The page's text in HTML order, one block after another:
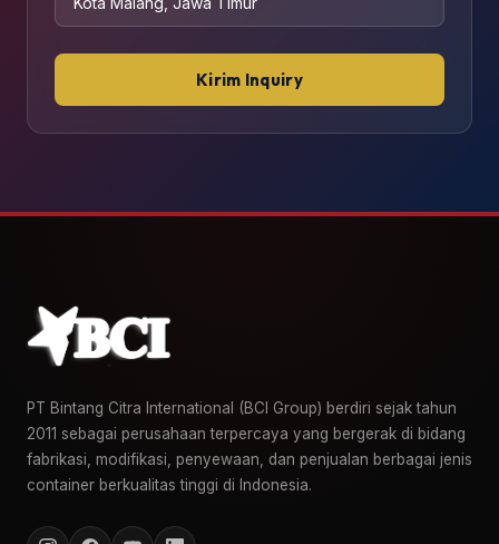
Kirim Inquiry
PT Bintang Citra International (BCI Group) berdiri sejak tahun
2011 sebagai perusahaan terpercaya yang bergerak di bidang
fabrikasi, modifikasi, penyewaan, dan penjualan berbagai jenis
container berkualitas tinggi di Indonesia.